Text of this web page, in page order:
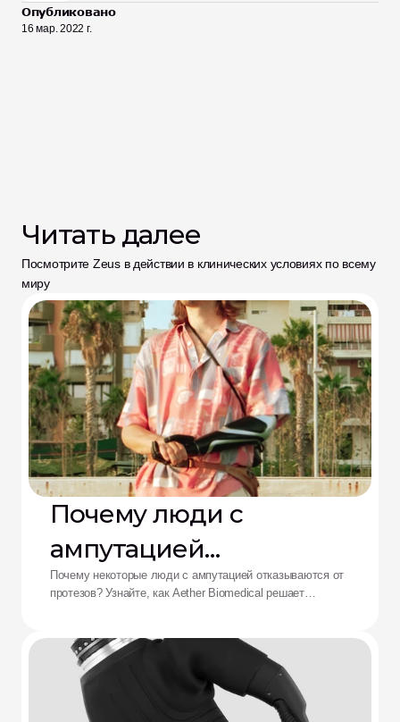
Опубликовано
16 мар. 2022 г.
Читать далее
Посмотрите Zeus в действии в клинических условиях по всему
миру
Почему люди с
ампутацией
отказываются от
Aether
Почему некоторые люди с ампутацией отказываются от
протезов? Узнайте, как Aether Biomedical решает